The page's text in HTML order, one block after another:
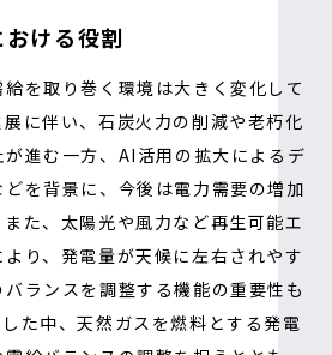
ける役割
を取り巻く環境は大きく変化して
に伴い、石炭火力の削減や老朽化
が進む一方、AI活用の拡大によるデ
を背景に、今後は電力需要の増加
た、太陽光や風力など再生可能エ
り、発電量が天候に左右されやす
ランスを調整する機能の重要性も
た中、天然ガスを燃料とする発電